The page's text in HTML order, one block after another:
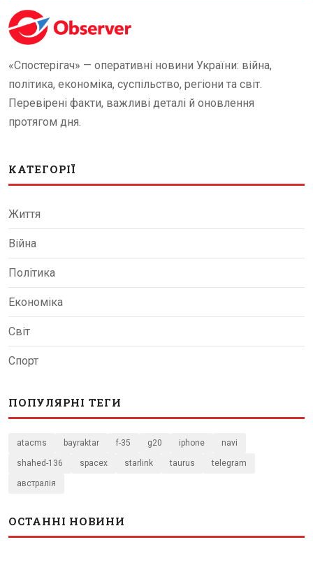
«Спостерігач» — оперативні новини України: війна,
політика, економіка, суспільство, регіони та світ.
Перевірені факти, важливі деталі й оновлення
протягом дня.
КАТЕГОРІЇ
Життя
Війна
Політика
Економіка
Світ
Спорт
ПОПУЛЯРНІ ТЕГИ
atacms bayraktar f-35 g20 iphone navi
shahed-136 spacex starlink taurus telegram
австралія
ОСТАННІ НОВИНИ